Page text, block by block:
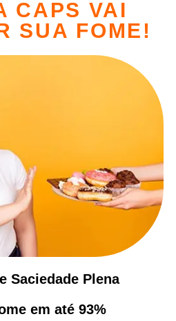
CAPS VAI
SUA FOME!
Saciedade Plena
em até 93%